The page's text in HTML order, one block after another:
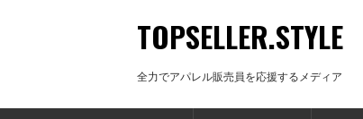
TOPSELLER.STYLE
全力でアパレル販売員を応援するメディア